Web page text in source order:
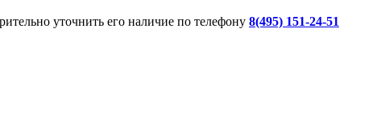
уточнить его наличие по телефону 8(495) 151-24-51